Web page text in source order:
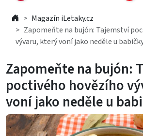
Magazín iLetaky.cz
Zapomeňte na bujón: Tajemství
vývaru, který voní jako neděle u
Zapomeňte na bujón:
poctivého hovězího
voní jako neděle u